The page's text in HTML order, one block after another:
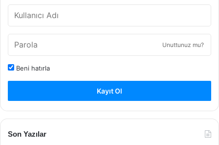
Unuttunuz mu?
Beni hatırla
Kayıt Ol
Son Yazılar